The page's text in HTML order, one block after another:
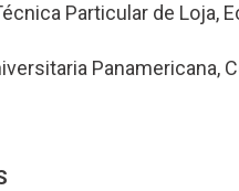
Particular de Loja,
Panamericana,